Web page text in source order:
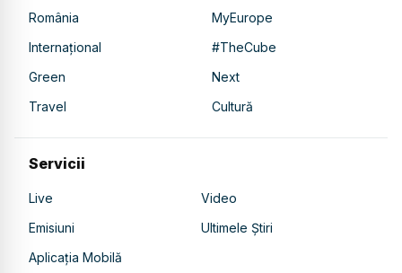
România
MyEurope
Internațional
#TheCube
Green
Next
Travel
Cultură
Servicii
Live
Video
Emisiuni
Ultimele Știri
Aplicația Mobilă